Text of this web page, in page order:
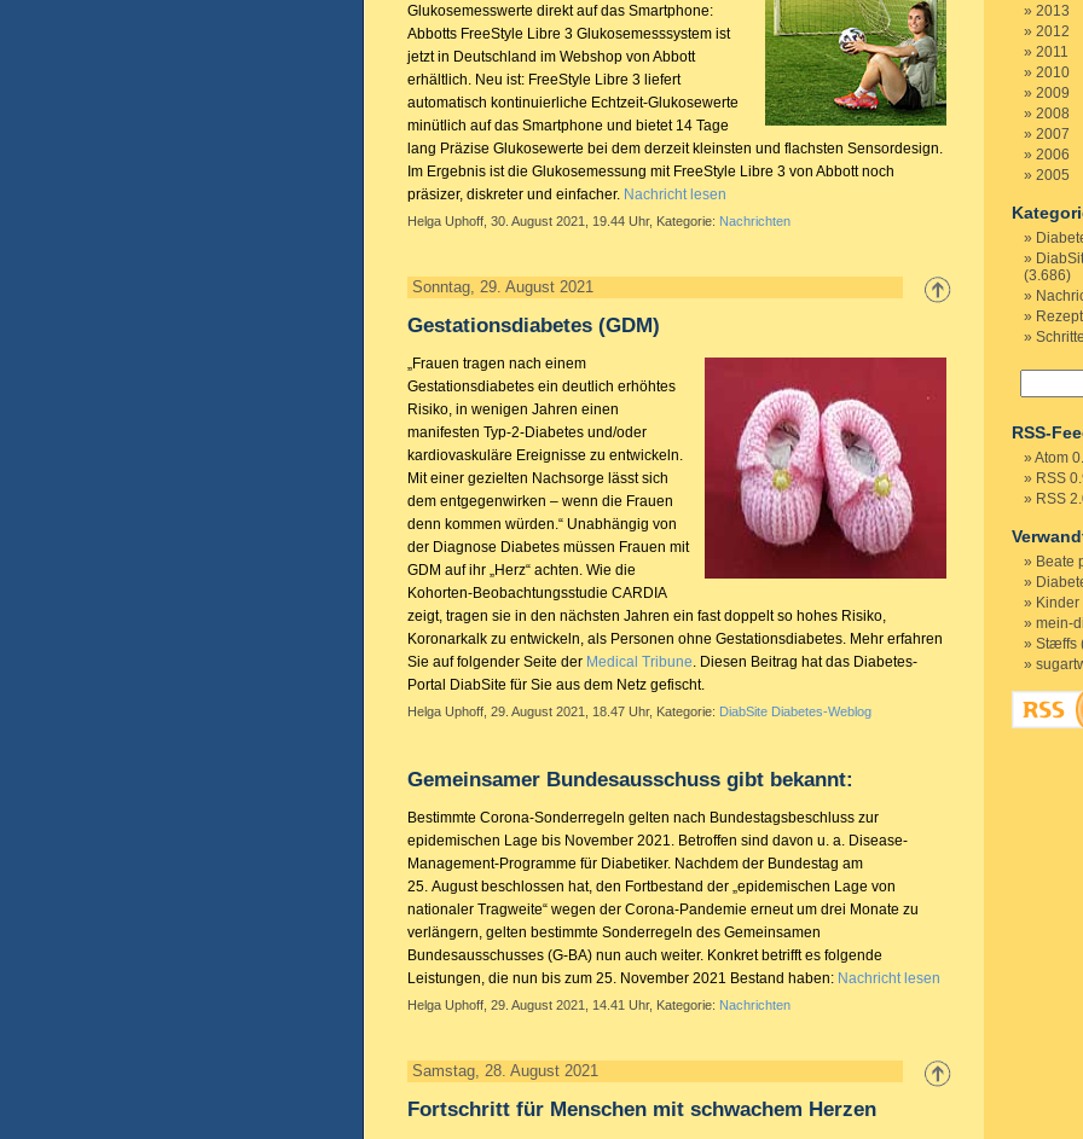
Glukosemesswerte direkt auf das Smartphone:
Abbotts FreeStyle Libre 3 Glukosemesssystem ist
jetzt in Deutschland im Webshop von Abbott
erhältlich. Neu ist: FreeStyle Libre 3 liefert
automatisch kontinuierliche Echtzeit-Glukosewerte
minütlich auf das Smartphone und bietet 14 Tage
lang Präzise Glukosewerte bei dem derzeit kleinsten und flachsten Sensordesign.
Im Ergebnis ist die Glukosemessung mit FreeStyle Libre 3 von Abbott noch
präsizer, diskreter und einfacher. Nachricht lesen
Helga Uphoff, 30. August 2021, 19.44 Uhr, Kategorie: Nachrichten
Sonntag, 29. August 2021
Gestationsdiabetes (GDM)
„Frauen tragen nach einem
Gestationsdiabetes ein deutlich erhöhtes
Risiko, in wenigen Jahren einen
manifesten Typ-2-Diabetes und/oder
kardiovaskuläre Ereignisse zu entwickeln.
Mit einer gezielten Nachsorge lässt sich
dem entgegenwirken – wenn die Frauen
denn kommen würden.“ Unabhängig von
der Diagnose Diabetes müssen Frauen mit
GDM auf ihr „Herz“ achten. Wie die
Kohorten-Beobachtungsstudie CARDIA
zeigt, tragen sie in den nächsten Jahren ein fast doppelt so hohes Risiko,
Koronarkalk zu entwickeln, als Personen ohne Gestationsdiabetes. Mehr erfahren
Sie auf folgender Seite der Medical Tribune. Diesen Beitrag hat das Diabetes-
Portal DiabSite für Sie aus dem Netz gefischt.
Helga Uphoff, 29. August 2021, 18.47 Uhr, Kategorie: DiabSite Diabetes-Weblog
Gemeinsamer Bundesausschuss gibt bekannt:
Bestimmte Corona-Sonderregeln gelten nach Bundestagsbeschluss zur
epidemischen Lage bis November 2021. Betroffen sind davon u. a. Disease-
Management-Programme für Diabetiker. Nachdem der Bundestag am
25. August beschlossen hat, den Fortbestand der „epidemischen Lage von
nationaler Tragweite“ wegen der Corona-Pandemie erneut um drei Monate zu
verlängern, gelten bestimmte Sonderregeln des Gemeinsamen
Bundesausschusses (G-BA) nun auch weiter. Konkret betrifft es folgende
Leistungen, die nun bis zum 25. November 2021 Bestand haben: Nachricht lesen
Helga Uphoff, 29. August 2021, 14.41 Uhr, Kategorie: Nachrichten
Samstag, 28. August 2021
Fortschritt für Menschen mit schwachem Herzen
2013
2012
2011
2010
2009
2008
2007
2006
2005
(3.686)
RSS-
Atom
RSS
RSS
Beate
mein-
Stæffs